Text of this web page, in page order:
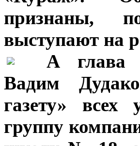
признаны,
выступают на
А глава
Вадим
газету»
группу